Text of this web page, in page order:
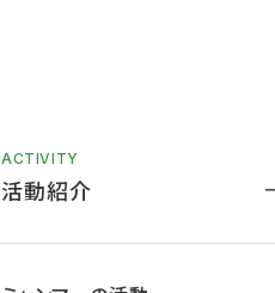
ACTIVITY
活動紹介